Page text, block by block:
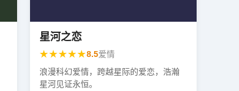
星河之恋
★★★★★8.5爱情
浪漫科幻爱情，跨越星际的爱恋，浩瀚
星河见证永恒。